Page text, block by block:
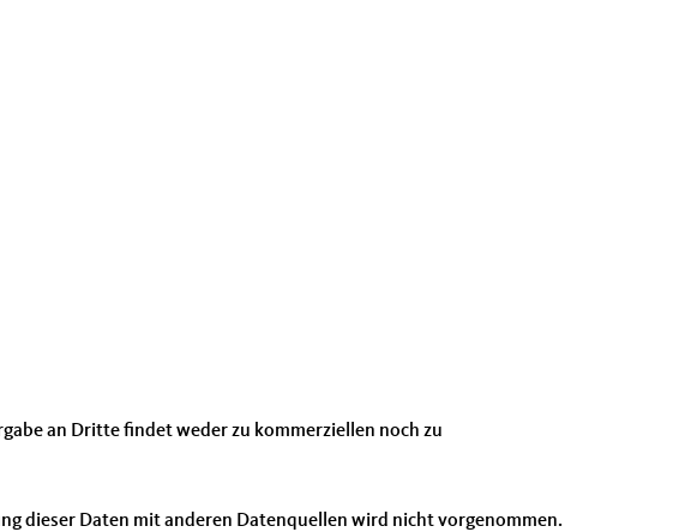
an Dritte findet weder zu kommerziellen noch zu
dieser Daten mit anderen Datenquellen wird nicht vorgenommen.